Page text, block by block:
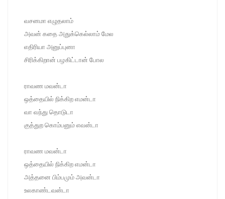
வசனமா எழுதலாம்
அவன் கதை அதுக்கெல்லாம் மேல
எதிரியா அனுப்புனா
சிரிக்கிறான் பழகிட்டான் போல
ராவண மவன்டா
ஒத்தையில் நிக்கிற எமன்டா
வா வந்து தொடுடா
குத்துற கொம்பனும் எவன்டா
ராவண மவன்டா
ஒத்தையில் நிக்கிற எமன்டா
அத்தனை பிம்பமும் அவன்டா
உலகாண்டவன்டா